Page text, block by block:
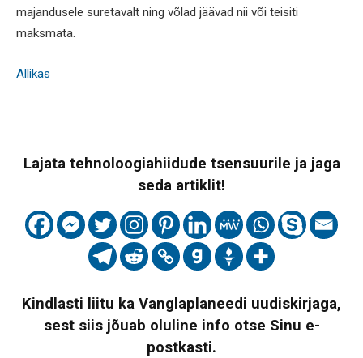
majandusele suretavalt ning võlad jäävad nii või teisiti
maksmata.
Allikas
Lajata tehnoloogiahiidude tsensuurile ja jaga
seda artiklit!
Kindlasti liitu ka Vanglaplaneedi uudiskirjaga,
sest siis jõuab oluline info otse Sinu e-
postkasti.